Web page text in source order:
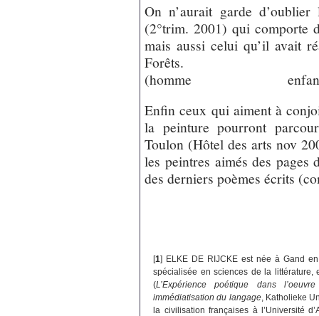
On n’aurait garde
(2°trim. 2001) qui comporte
mais aussi celui qu’il avait
Forêts.
(homme
Enfin ceux qui aiment à
la peinture pourront
Toulon (Hôtel des arts nov
les peintres aimés des pages
des derniers poèmes écrits
[1] ELKE DE RIJCKE est née à Gand
spécialisée en sciences de la littérature,
(L’Expérience poétique dans
immédiatisation du langage, Katholieke
la civilisation françaises à l’Université